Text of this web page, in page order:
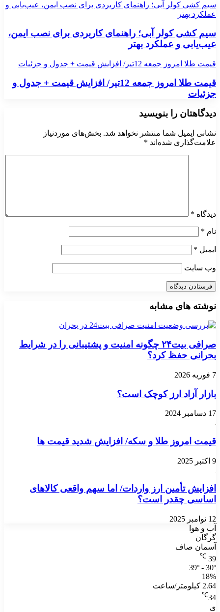
سیم کشی کولر آبی؛ راهنمای کاربردی برای نصب ایمن، عیب‌یابی و
عملکرد بهتر
سیم کشی کولر آبی؛ راهنمای کاربردی برای نصب ایمن،
عیب‌یابی و عملکرد بهتر
قیمت طلا امروز جمعه 12تیر/ افزایش قیمت + جدول و جزئیات
قیمت طلا امروز جمعه 12تیر/ افزایش قیمت + جدول و
جزئیات
دیدگاهتان را بنویسید
نشانی ایمیل شما منتشر نخواهد شد. بخش‌های موردنیاز
علامت‌گذاری شده‌اند *
دیدگاه *
نام *
ایمیل *
وب‌ سایت
نوشته های مشابه
صرافی بیت۲۴ چگونه امنیت و پشتیبانی را در شرایط
بحرانی حفظ کرد؟
7 فوریه 2026
بازار آزاد ارز کوچک است؟
17 دسامبر 2024
قیمت امروز طلا و سکه/ افزایش شدید قیمت ها
9 اکتبر 2025
افزایش تأمین ارز واردات/ اما سهم واقعی کالاهای
اساسی چقدر است؟
12 نوامبر 2025
آب و هوا
گرگان
آسمان صاف
39
℃
39º - 30º
18%
2.64 کیلومتر/ساعت
34
℃
ی